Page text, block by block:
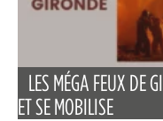
LES MÉGA FEUX DE
ET SE MOBILISE